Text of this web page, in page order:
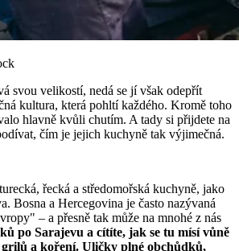
svou velikostí, nedá se jí však odepřít
kultura, která pohltí každého. Kromě toho
hlavně kvůli chutím. A tady si přijdete na
čím je jejich kuchyně tak výjimečná.
řecká a středomořská kuchyně, jako
Bosna a Hercegovina je často nazývaná
– a přesně tak může na mnohé z nás
po Sarajevu a cítíte, jak se tu mísí vůně
grilů a koření. Uličky plné obchůdků,